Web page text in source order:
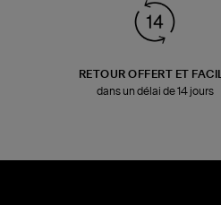
RETOUR OFFERT ET
dans un délai de 14 jours